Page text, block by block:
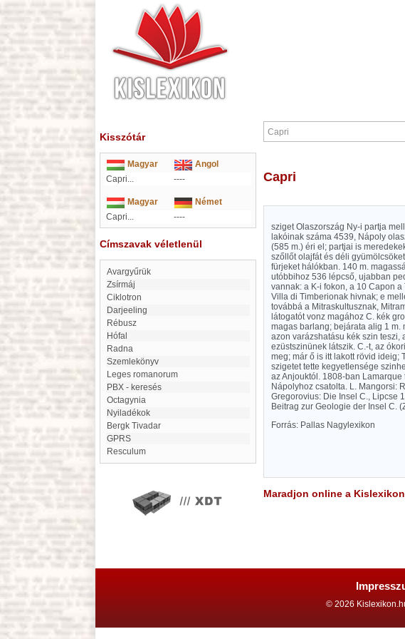
Kisszótár
Magyar
Angol
Capri...
----
Magyar
Német
Capri...
----
Címszavak véletlenül
Avargyűrük
Zsírmáj
ciklotron
Darjeeling
Rébusz
Hófal
Radna
Szemlekönyv
Leges romanorum
PBX - keresés
Octagynia
Nyiladékok
Bergk Tivadar
GPRS
Resculum
Capri
sziget Olaszország Ny-i partja
lakóinak száma 4539, Nápoly
(585 m.) éri el; partjai is
szőllőt olajfát és déli
fürjeket hálókban. 140 m.
utóbbihoz 536 lépcső, ujabban
vannak: a K-i fokon, a 10 Capon
Villa di Timberionak hivnak; e
továbbá a Mitraskultusznak,
látogatót vonz magához C. kék
magas barlang; bejárata alig 1 m.
azon varázshatásu kék szin
ezüstszinünek látszik. C.-t, az
meg; már ő is itt lakott rövid ideig;
szigetet tette kegyetlensége
az Anjouktól. 1808-ban
Nápolyhoz csatolta. L. Mangorsi:
Gregorovius: Die Insel C., Lipcse
Beitrag zur Geologie der Insel C.
Forrás: Pallas Nagylexikon
Maradjon online a
© 2026